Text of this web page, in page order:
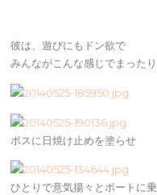
彼は、遊びにもドン欲で
みんながこんな感じでまった
ボスに日焼け止めを塗らせ
ひとりで意気揚々とボートに